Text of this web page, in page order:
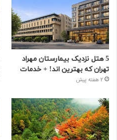
5 هتل نزدیک بیمارستان مهراد
تهران که بهترین‌ اند! + خدمات
2 هفته پیش